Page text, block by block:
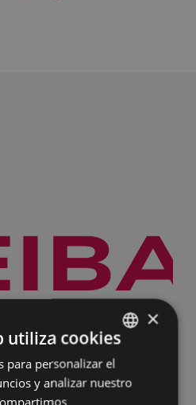
BASQUE
SPANISH
×
utiliza cookies
para personalizar el
y analizar nuestro